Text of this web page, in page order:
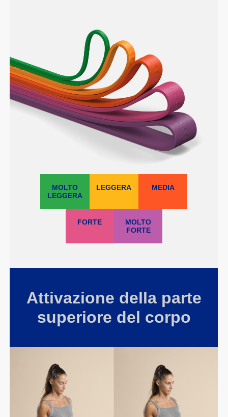
MOLTO
LEGGERA
LEGGERA MEDIA
FORTE
MOLTO
FORTE
Attivazione della parte
superiore del corpo